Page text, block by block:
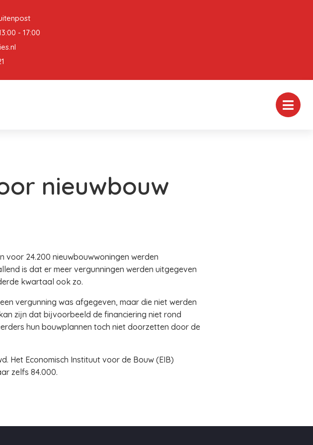
- 17:00
nieuwbouw
voor 24.200 nieuwbouwwoningen werden
is dat er meer vergunningen werden uitgegeven
kwartaal ook zo.
vergunning was afgegeven, maar die niet werden
zijn dat bijvoorbeeld de financiering niet rond
hun bouwplannen toch niet doorzetten door de
Het Economisch Instituut voor de Bouw (EIB)
zelfs 84.000.